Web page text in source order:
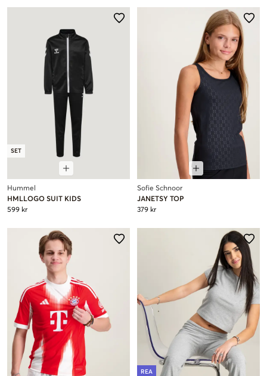
SET
Hummel
HMLLOGO SUIT KIDS
599 kr
Sofie Schnoor
JANETSY TOP
379 kr
REA